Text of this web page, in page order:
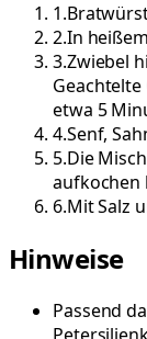
1.
2.In
3.Zwiebel
etwa 5
4.Senf,
5.Die
aufkochen
6.Mit Salz
Hinweise
Passend